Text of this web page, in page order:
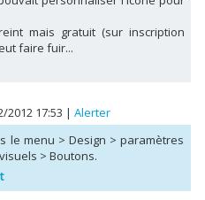
mais gratuit (sur inscription
faire fuir...
2012 17:53 | Alerter
le menu > Design > paramètres
> Boutons.